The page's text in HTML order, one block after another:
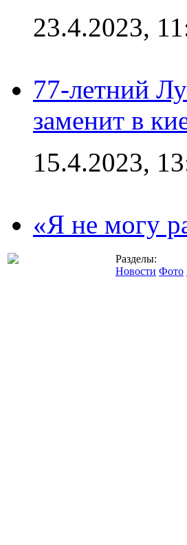
23.4.2023,
77-летний
заменит в
15.4.2023,
«Я не могу
Разделы:
Новости Фото